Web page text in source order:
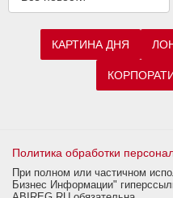
КАРТИНА ДНЯ
Политика обработки
При полном или частичном
Бизнес Информации"